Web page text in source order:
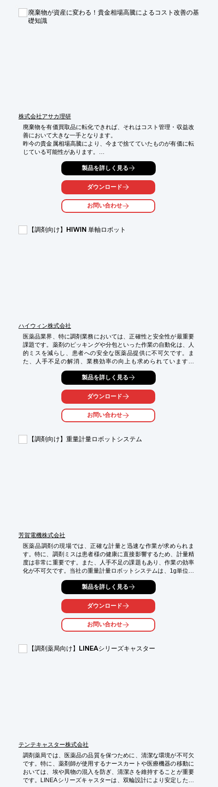
・検品作業
【導入の効果】
廃棄物が資産に変わる！貴金相場高騰によるコスト改善の基
礎知識
株式会社アサカ理研
廃棄物を有価買取品に転化できれば、それはコスト管理・収益改
善において大きな一手となります。
昨今の貴金属相場高騰により、今まで捨てていたものが有価に転
じている可能性があります。
アサカ理研では、独自のノウハウによる高い回収力・評価額を実
現しています。
「貴金属は付いているけど、少量だから難しいのでは」
「今まで捨てるものだと思っていたけど、お金になるのかな？」
「現在有価評価にはなっているけど、昔からずっと評価額が変わ
少量サンプルからでも、無償で分析→試算が可能です。
製品を詳しく見る
ダウンロード
お問い合わせ
【調剤向け】HIWIN 単軸ロボット
ハイウィン株式会社
医薬品業界、特に調剤業務においては、正確性と安全性が最重要
課題です。薬剤のピッキングや分包といった作業の自動化は、人
的ミスを減らし、患者への安全な医薬品提供に不可欠です。ま
た、人手不足の解消、業務効率の向上も求められています。
HIWINの単軸ロボットは、これらの課題解決に貢献します。
【活用シーン】
・薬剤のピッキング
・分包機の供給
・調剤室内の搬送
・調剤業務の自動化による効率化
製品を詳しく見る
ダウンロード
お問い合わせ
【調剤向け】重量計量ロボットシステム
芳賀電機株式会社
医薬品調剤の現場では、正確な計量と迅速な作業が求められま
す。特に、調剤ミスは患者様の健康に直接影響するため、計量精
度は非常に重要です。また、人手不足の課題もあり、作業の効率
化が不可欠です。当社の重量計量ロボットシステムは、1g単位で
の計量が可能で、調剤業務の正確性と効率性を向上させます。
【活用シーン】
・医薬品のピッキング
・調剤薬の計量
・出荷前の最終検査
・作業時間の短縮
製品を詳しく見る
ダウンロード
お問い合わせ
【調剤薬局向け】LINEAシリーズキャスター
テンテキャスター株式会社
調剤薬局では、医薬品の品質を保つために、清潔な環境が不可欠
です。特に、薬剤師が使用するナースカートや医療機器の移動に
おいては、埃や異物の混入を防ぎ、清潔さを維持することが重要
です。LINEAシリーズキャスターは、双輪設計により安定した走